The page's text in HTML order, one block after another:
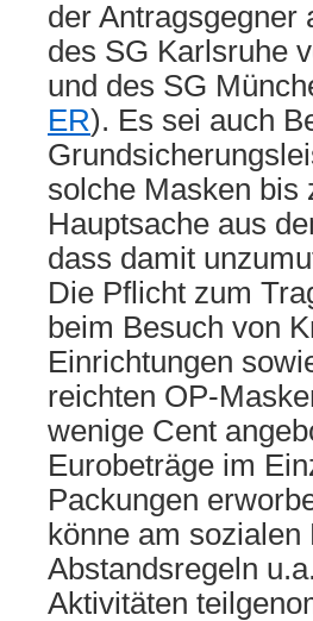
der Antragsgegner
des SG Karlsruhe
und des SG
ER). Es sei auch
solche Masken bis
Hauptsache aus
dass damit
Die Pflicht zum
beim Besuch von
Einrichtungen
reichten OP-
wenige Cent
Eurobeträge im
Packungen
könne am
Abstandsregeln
Aktivitäten